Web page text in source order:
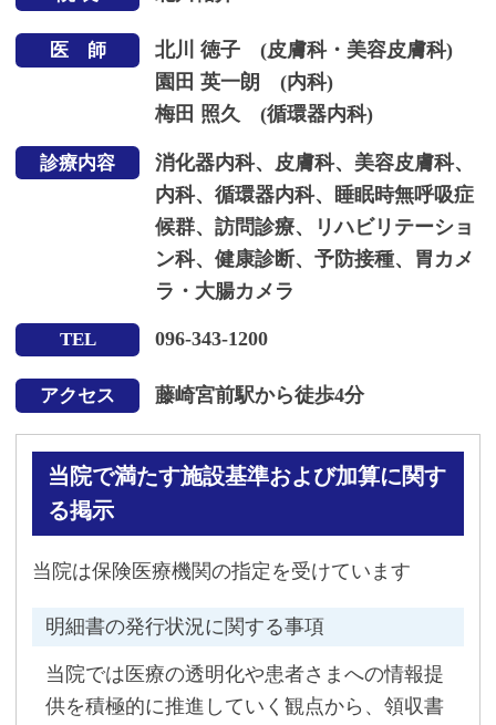
医 師
北川 徳子 (皮膚科・美容皮膚科)
園田 英一朗 (内科)
梅田 照久 (循環器内科)
診療内容
消化器内科、皮膚科、美容皮膚科、
内科、循環器内科、睡眠時無呼吸症
候群、訪問診療、リハビリテーショ
ン科、健康診断、予防接種、胃カメ
ラ・大腸カメラ
TEL 096-343-1200
アクセス 藤崎宮前駅から徒歩4分
当院で満たす施設基準および加算に関す
る掲示
当院は保険医療機関の指定を受けています
明細書の発行状況に関する事項
当院では医療の透明化や患者さまへの情報提
供を積極的に推進していく観点から、領収書